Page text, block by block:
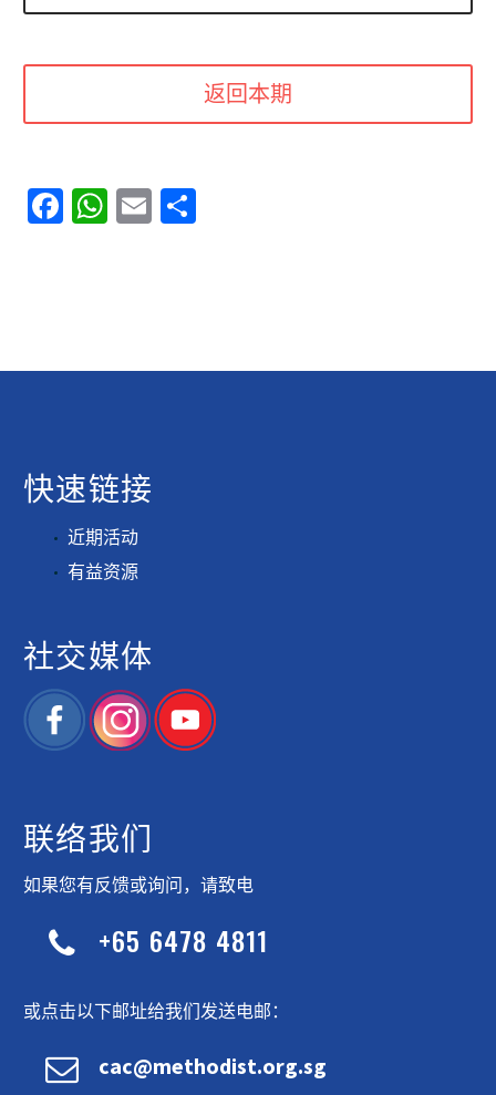
返回本期
Facebook
WhatsApp
Email
快速链接
近期活动
有益资源
社交媒体
联络我们
如果您有反馈或询问，请致电

 +65 6478 4811
或点击以下邮址给我们发送电邮：

 cac@methodist.org.sg